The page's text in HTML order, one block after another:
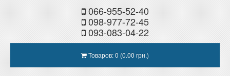
066-955-52-40
098-977-72-45
093-083-04-22
Товаров: 0 (0.00 грн.)